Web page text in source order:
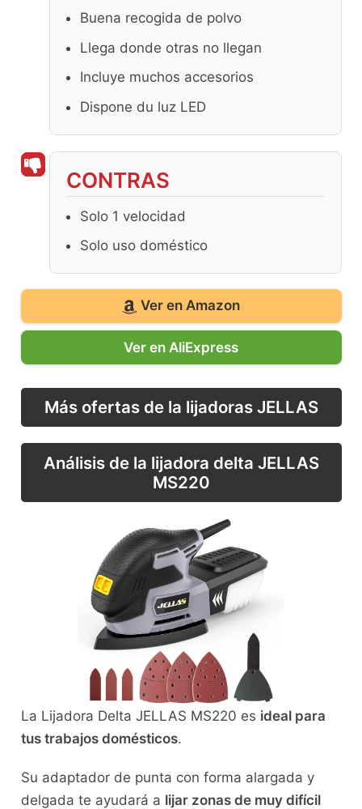
Buena recogida de polvo
Llega donde otras no llegan
Incluye muchos accesorios
Dispone du luz LED
CONTRAS
Solo 1 velocidad
Solo uso doméstico
Ver en Amazon
Ver en AliExpress
Más ofertas de la lijadoras JELLAS
Análisis de la lijadora delta JELLAS
MS220
La Lijadora Delta JELLAS MS220 es ideal para
tus trabajos domésticos.
Su adaptador de punta con forma alargada y
delgada te ayudará a lijar zonas de muy difícil